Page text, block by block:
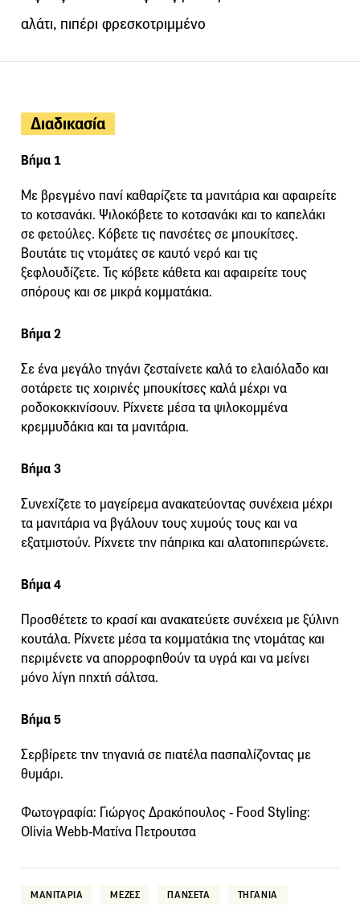
αλάτι, πιπέρι φρεσκοτριμμένο
Διαδικασία
Βήμα 1
Με βρεγμένο πανί καθαρίζετε τα μανιτάρια και αφαιρείτε
το κοτσανάκι. Ψιλοκόβετε το κοτσανάκι και το καπελάκι
σε φετούλες. Κόβετε τις πανσέτες σε μπουκίτσες.
Βουτάτε τις ντομάτες σε καυτό νερό και τις
ξεφλουδίζετε. Τις κόβετε κάθετα και αφαιρείτε τους
σπόρους και σε μικρά κομματάκια.
Βήμα 2
Σε ένα μεγάλο τηγάνι ζεσταίνετε καλά το ελαιόλαδο και
σοτάρετε τις χοιρινές μπουκίτσες καλά μέχρι να
ροδοκοκκινίσουν. Ρίχνετε μέσα τα ψιλοκομμένα
κρεμμυδάκια και τα μανιτάρια.
Βήμα 3
Συνεχίζετε το μαγείρεμα ανακατεύοντας συνέχεια μέχρι
τα μανιτάρια να βγάλουν τους χυμούς τους και να
εξατμιστούν. Ρίχνετε την πάπρικα και αλατοπιπερώνετε.
Βήμα 4
Προσθέτετε το κρασί και ανακατεύετε συνέχεια με ξύλινη
κουτάλα. Ρίχνετε μέσα τα κομματάκια της ντομάτας και
περιμένετε να απορροφηθούν τα υγρά και να μείνει
μόνο λίγη πηχτή σάλτσα.
Βήμα 5
Σερβίρετε την τηγανιά σε πιατέλα πασπαλίζοντας με
θυμάρι.
Φωτογραφία: Γιώργος Δρακόπουλος - Food Styling:
Olivia Webb-Ματίνα Πετρουτσα
ΜΑΝΙΤΑΡΙΑ ΜΕΖΕΣ ΠΑΝΣΕΤΑ ΤΗΓΑΝΙΑ